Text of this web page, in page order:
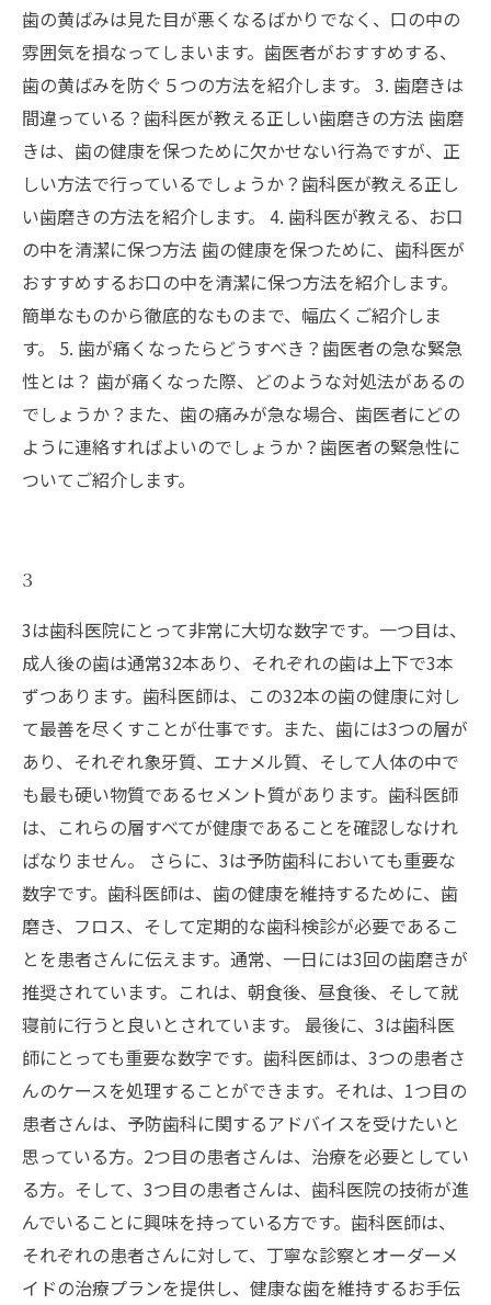
歯の黄ばみは見た目が悪くなるばかりでなく、口の中の
雰囲気を損なってしまいます。歯医者がおすすめする、
歯の黄ばみを防ぐ５つの方法を紹介します。 3. 歯磨きは
間違っている？歯科医が教える正しい歯磨きの方法 歯磨
きは、歯の健康を保つために欠かせない行為ですが、正
しい方法で行っているでしょうか？歯科医が教える正し
い歯磨きの方法を紹介します。 4. 歯科医が教える、お口
の中を清潔に保つ方法 歯の健康を保つために、歯科医が
おすすめするお口の中を清潔に保つ方法を紹介します。
簡単なものから徹底的なものまで、幅広くご紹介しま
す。 5. 歯が痛くなったらどうすべき？歯医者の急な緊急
性とは？ 歯が痛くなった際、どのような対処法があるの
でしょうか？また、歯の痛みが急な場合、歯医者にどの
ように連絡すればよいのでしょうか？歯医者の緊急性に
ついてご紹介します。
3
3は歯科医院にとって非常に大切な数字です。一つ目は、
成人後の歯は通常32本あり、それぞれの歯は上下で3本
ずつあります。歯科医師は、この32本の歯の健康に対し
て最善を尽くすことが仕事です。また、歯には3つの層が
あり、それぞれ象牙質、エナメル質、そして人体の中で
も最も硬い物質であるセメント質があります。歯科医師
は、これらの層すべてが健康であることを確認しなけれ
ばなりません。 さらに、3は予防歯科においても重要な
数字です。歯科医師は、歯の健康を維持するために、歯
磨き、フロス、そして定期的な歯科検診が必要であるこ
とを患者さんに伝えます。通常、一日には3回の歯磨きが
推奨されています。これは、朝食後、昼食後、そして就
寝前に行うと良いとされています。 最後に、3は歯科医
師にとっても重要な数字です。歯科医師は、3つの患者さ
んのケースを処理することができます。それは、1つ目の
患者さんは、予防歯科に関するアドバイスを受けたいと
思っている方。2つ目の患者さんは、治療を必要としてい
る方。そして、3つ目の患者さんは、歯科医院の技術が進
んでいることに興味を持っている方です。歯科医師は、
それぞれの患者さんに対して、丁寧な診察とオーダーメ
イドの治療プランを提供し、健康な歯を維持するお手伝